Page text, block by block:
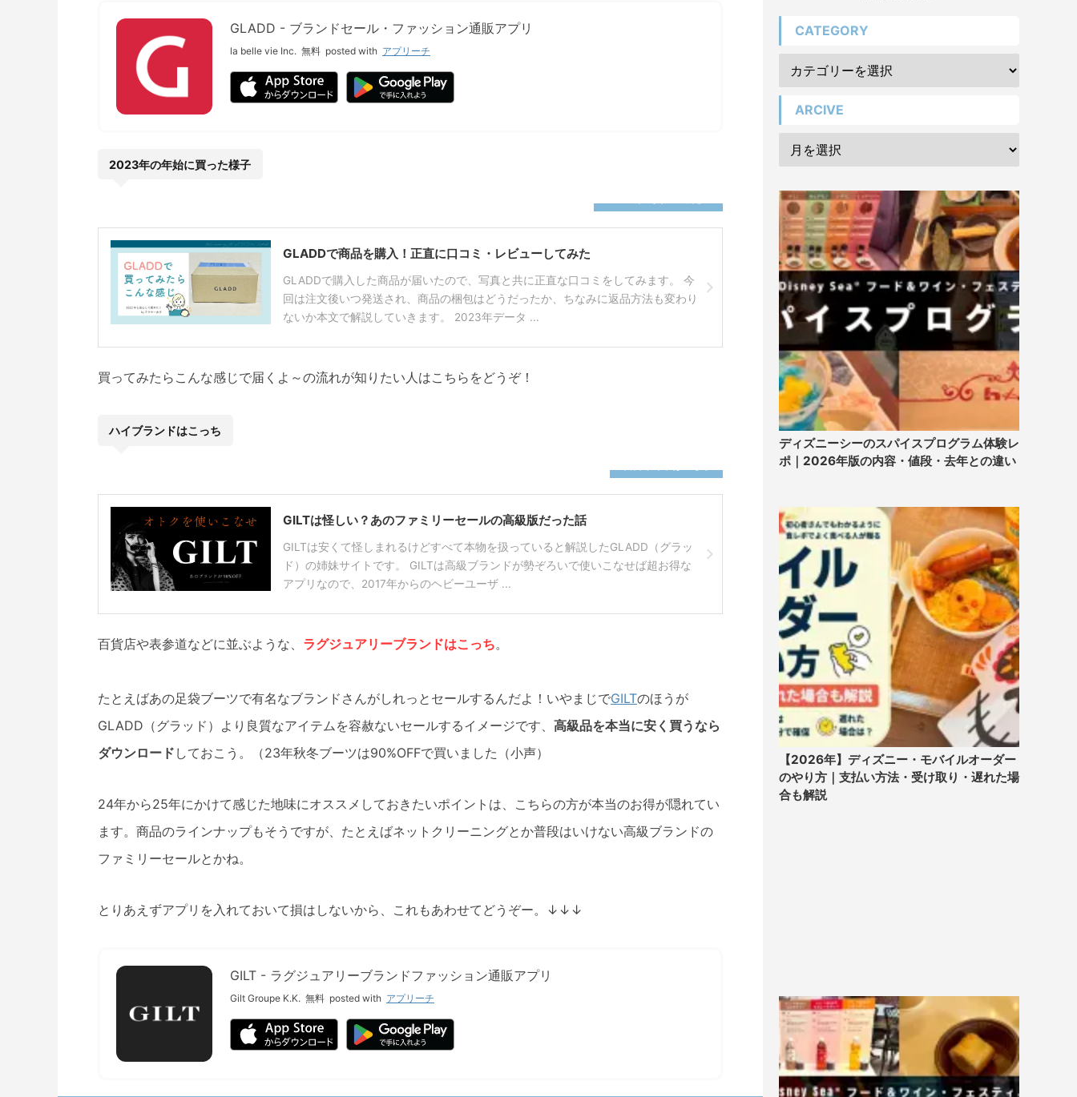
GLADD - ブランドセール・ファッション通販アプリ
la belle vie Inc. 無料 posted with アプリーチ
2023年の年始に買った様子
GLADDで商品を購入！正直に口コミ・レビューしてみた
GLADDで購入した商品が届いたので、写真と共に正直な口コミをしてみます。 今
回は注文後いつ発送され、商品の梱包はどうだったか、ちなみに返品方法も変わり
ないか本文で解説していきます。 2023年データ ...
買ってみたらこんな感じで届くよ～の流れが知りたい人はこちらをどうぞ！
ハイブランドはこっち
GILTは怪しい？あのファミリーセールの高級版だった話
GILTは安くて怪しまれるけどすべて本物を扱っていると解説したGLADD（グラッ
ド）の姉妹サイトです。 GILTは高級ブランドが勢ぞろいで使いこなせば超お得な
アプリなので、2017年からのヘビーユーザ ...
百貨店や表参道などに並ぶような、 ラグジュアリーブランドはこっち。
たとえばあの足袋ブーツで有名なブランドさんがしれっとセールするんだよ！いやまじでGILTのほうが
GLADD（グラッド）より良質なアイテムを容赦ないセールするイメージです、 高級品を本当に安く買うなら
ダウンロード しておこう。（23年秋冬ブーツは90%OFFで買いました（小声）
24年から25年にかけて感じた地味にオススメしておきたいポイントは、こちらの方が本当のお得が隠れてい
ます。商品のラインナップもそうですが、たとえばネットクリーニングとか普段はいけない高級ブランドの
ファミリーセールとかね。
とりあえずアプリを入れておいて損はしないから、これもあわせてどうぞー。↓↓↓
GILT - ラグジュアリーブランドファッション通販アプリ
Gilt Groupe K.K. 無料 posted with アプリーチ
CATEGORY
ARCIVE
ディズニーシーのスパイスプログラム体験レ
ポ｜2026年版の内容・値段・去年との違い
【2026年】ディズニー・モバイルオーダー
のやり方｜支払い方法・受け取り・遅れた場
合も解説